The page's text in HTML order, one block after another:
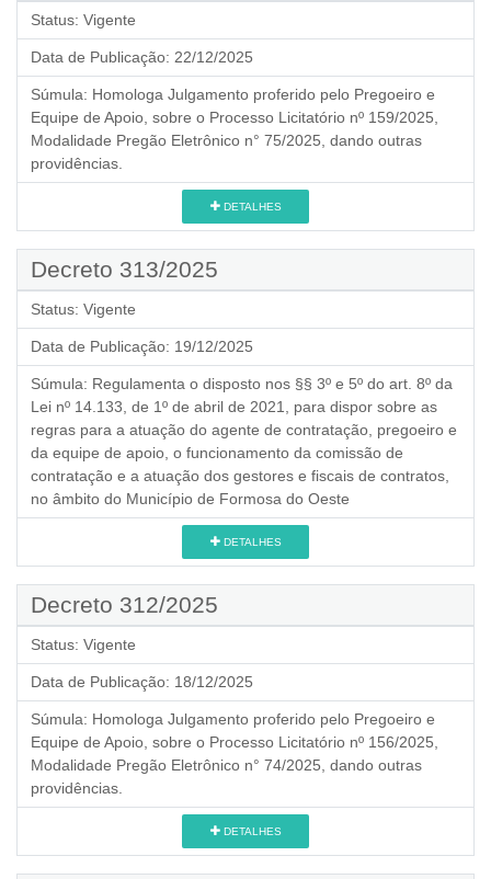
Status: Vigente
Data de Publicação: 22/12/2025
Súmula: Homologa Julgamento proferido pelo Pregoeiro e
Equipe de Apoio, sobre o Processo Licitatório nº 159/2025,
Modalidade Pregão Eletrônico n° 75/2025, dando outras
providências.
DETALHES
Decreto 313/2025
Status: Vigente
Data de Publicação: 19/12/2025
Súmula: Regulamenta o disposto nos §§ 3º e 5º do art. 8º da
Lei nº 14.133, de 1º de abril de 2021, para dispor sobre as
regras para a atuação do agente de contratação, pregoeiro e
da equipe de apoio, o funcionamento da comissão de
contratação e a atuação dos gestores e fiscais de contratos,
no âmbito do Município de Formosa do Oeste
DETALHES
Decreto 312/2025
Status: Vigente
Data de Publicação: 18/12/2025
Súmula: Homologa Julgamento proferido pelo Pregoeiro e
Equipe de Apoio, sobre o Processo Licitatório nº 156/2025,
Modalidade Pregão Eletrônico n° 74/2025, dando outras
providências.
DETALHES